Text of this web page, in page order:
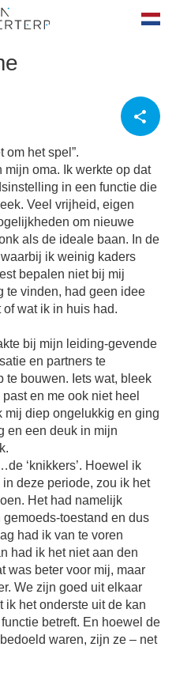
om het spel”.
oma. Ik werkte op dat
in een functie die
Veel vrijheid, eigen
om nieuwe
als de ideale baan. In de
ik weinig kaders
bepalen niet bij mij
te vinden, had geen idee
wat ik in huis had.
bij mijn leiding-gevende
en partners te
te bouwen. Iets wat, bleek
en me ook niet heel
mij diep ongelukkig en ging
en een deuk in mijn
‘knikkers’. Hoewel ik
deze periode, zou ik het
Het had namelijk
toestand en dus
had ik van te voren
had ik het niet aan den
was beter voor mij, maar
We zijn goed uit elkaar
ik het onderste uit de kan
betreft. En hoewel de
waren, zijn ze – net